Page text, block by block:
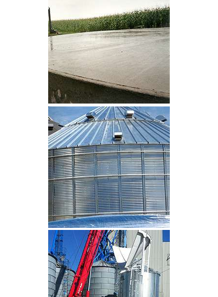
CLIQUEZ POUR AGRANDIR
CLIQUEZ POUR AGRANDIR